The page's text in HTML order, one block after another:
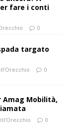
fare i conti
0
targato
0
Amag Mobilità,
0